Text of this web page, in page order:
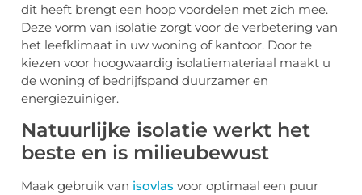
dit heeft brengt een hoop voordelen met zich mee.
Deze vorm van isolatie zorgt voor de verbetering van
het leefklimaat in uw woning of kantoor. Door te
kiezen voor hoogwaardig isolatiemateriaal maakt u
de woning of bedrijfspand duurzamer en
energiezuiniger.
Natuurlijke isolatie werkt het
beste en is milieubewust
Maak gebruik van isovlas voor optimaal een puur